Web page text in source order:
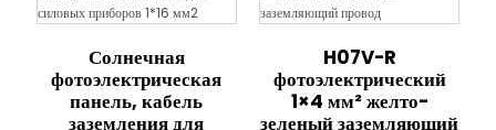
Солнечная
фотоэлектрическая
панель, кабель
заземления для
H07V-R
фотоэлектрический
1×4 мм² желто-
зеленый заземляющий